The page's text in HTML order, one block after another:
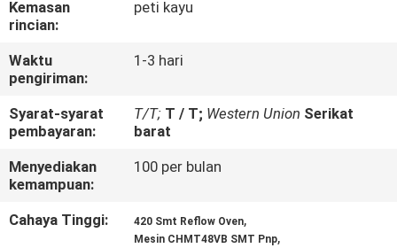
HUBUNGI
KAMI
BERITA
ON
LINE
Kemasan
rincian:
peti kayu
Waktu
pengiriman:
1-3 hari
Syarat-syarat
pembayaran:
T/T; T / T; Western Union Serikat
barat
Menyediakan
kemampuan:
100 per bulan
Cahaya Tinggi: 420 Smt Reflow Oven,
Mesin CHMT48VB SMT Pnp,